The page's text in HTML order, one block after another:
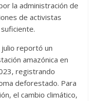
la administración de
de activistas
reportó un
amazónica en
registrando
deforestado. Para
el cambio climático,